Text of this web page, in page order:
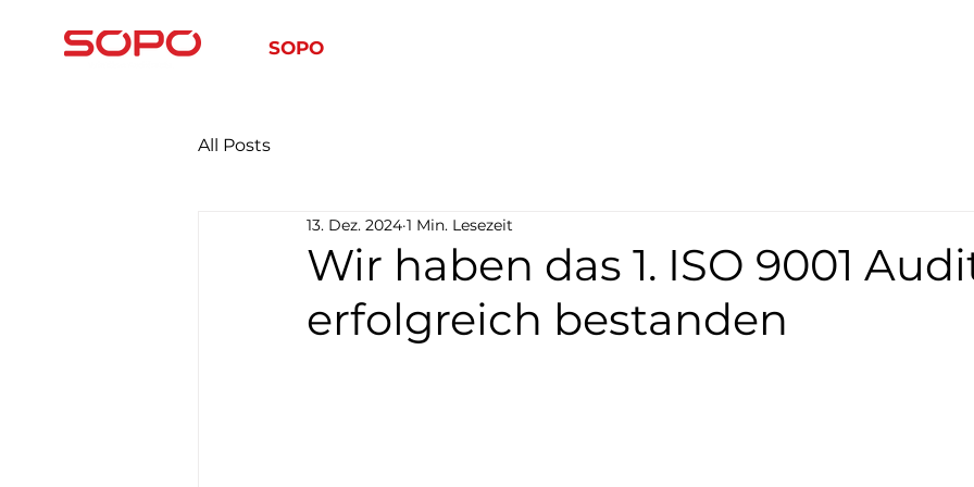
SOPO
All Posts
Wir haben das 1. ISO 9001
erfolgreich bestanden
13. Dez. 2024 1 Min. Lesezeit